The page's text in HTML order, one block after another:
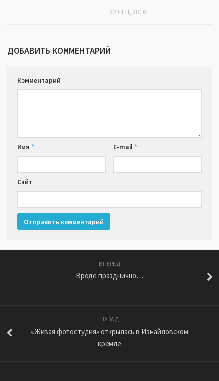
22 СЕН, 2016
ДОБАВИТЬ КОММЕНТАРИЙ
Комментарий
Имя * E-mail*
Сайт
ВПЕРЕД
Вроде празднично…
НАЗАД
«Живая фотостудия» открылась в Измайловском
кремле